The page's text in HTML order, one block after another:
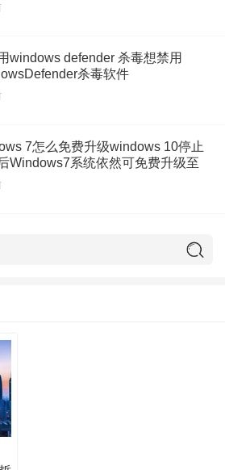
windows defender 杀毒想禁用
杀毒软件
7怎么免费升级windows 10停止
Windows7系统依然可免费升级至